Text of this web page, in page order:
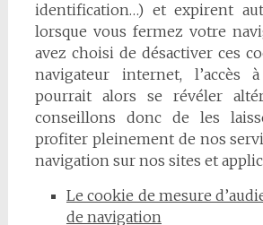
identification…) et expirent
lorsque vous fermez votre
avez choisi de désactiver ces
navigateur internet, l’accès
pourrait alors se révéler
conseillons donc de les
profiter pleinement de nos
navigation sur nos sites et
Le cookie de mesure
de navigation